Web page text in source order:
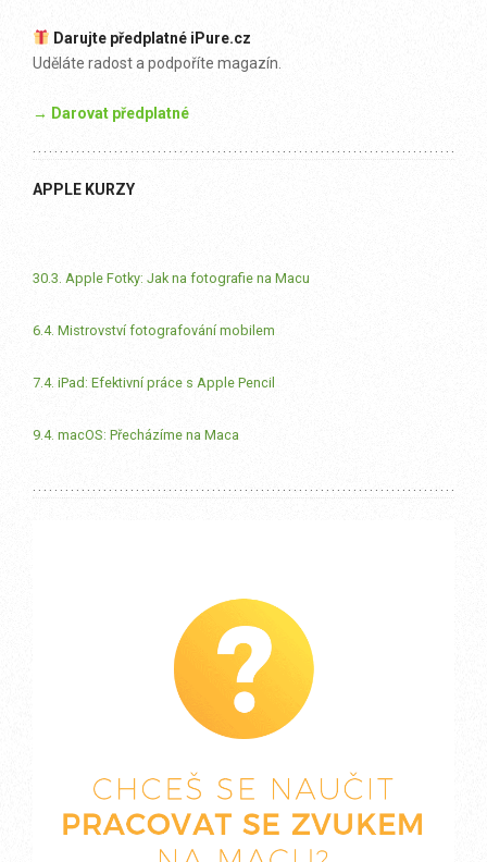
Darujte předplatné iPure.cz
Uděláte radost a podpoříte magazín.
→ Darovat předplatné
APPLE KURZY
30.3. Apple Fotky: Jak na fotografie na Macu
6.4. Mistrovství fotografování mobilem
7.4. iPad: Efektivní práce s Apple Pencil
9.4. macOS: Přecházíme na Maca